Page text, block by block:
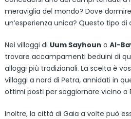
meraviglia del mondo? Dove
un’esperienza unica? Questo tipo
Nei villaggi di Uum Sayhoun o Al-
trovare accampamenti beduini di
alloggi più tradizionali. La scelta è
villaggi a nord di Petra, annidati in
ottimi posti per soggiornare vicino a
Inoltre, la città di Gaia a volte può